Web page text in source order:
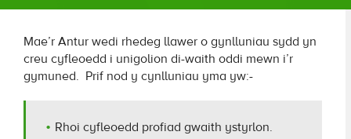
Mae’r Antur wedi rhedeg llawer o gynlluniau sydd yn
creu cyfleoedd i unigolion di-waith oddi mewn i’r
gymuned. Prif nod y cynlluniau yma yw:-
Rhoi cyfleoedd profiad gwaith ystyrlon.